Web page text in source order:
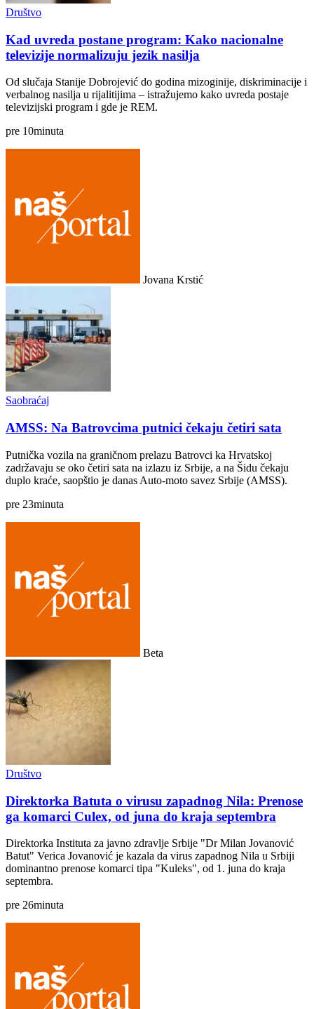
Društvo
Kad uvreda postane program: Kako nacionalne
televizije normalizuju jezik nasilja
Od slučaja Stanije Dobrojević do godina mizoginije, diskriminacije i
verbalnog nasilja u rijalitijima – istražujemo kako uvreda postaje
televizijski program i gde je REM.
pre 10minuta
Jovana Krstić
Saobraćaj
AMSS: Na Batrovcima putnici čekaju četiri sata
Putnička vozila na graničnom prelazu Batrovci ka Hrvatskoj
zadržavaju se oko četiri sata na izlazu iz Srbije, a na Šidu čekaju
duplo kraće, saopštio je danas Auto-moto savez Srbije (AMSS).
pre 23minuta
Beta
Društvo
Direktorka Batuta o virusu zapadnog Nila: Prenose
ga komarci Culex, od juna do kraja septembra
Direktorka Instituta za javno zdravlje Srbije "Dr Milan Jovanović
Batut" Verica Jovanović je kazala da virus zapadnog Nila u Srbiji
dominantno prenose komarci tipa "Kuleks", od 1. juna do kraja
septembra.
pre 26minuta